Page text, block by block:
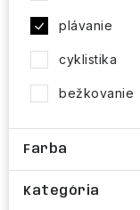
plávanie
cyklistika
bežkovanie
Farba
Kategória